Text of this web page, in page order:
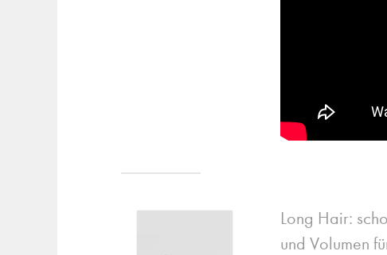
Long Hair:
und Volumen